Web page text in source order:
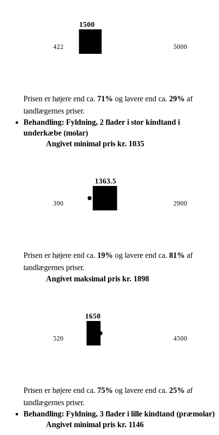
422
1500
5000
Prisen er højere end ca. 71% og lavere end ca. 29% af
tandlægernes priser.
Behandling: Fyldning, 2 flader i stor kindtand i
underkæbe (molar)
Angivet minimal pris kr. 1035
390
1363.5
2900
Prisen er højere end ca. 19% og lavere end ca. 81% af
tandlægernes priser.
Angivet maksimal pris kr. 1898
520
1650
4500
Prisen er højere end ca. 75% og lavere end ca. 25% af
tandlægernes priser.
Behandling: Fyldning, 3 flader i lille kindtand (præmolar)
Angivet minimal pris kr. 1146